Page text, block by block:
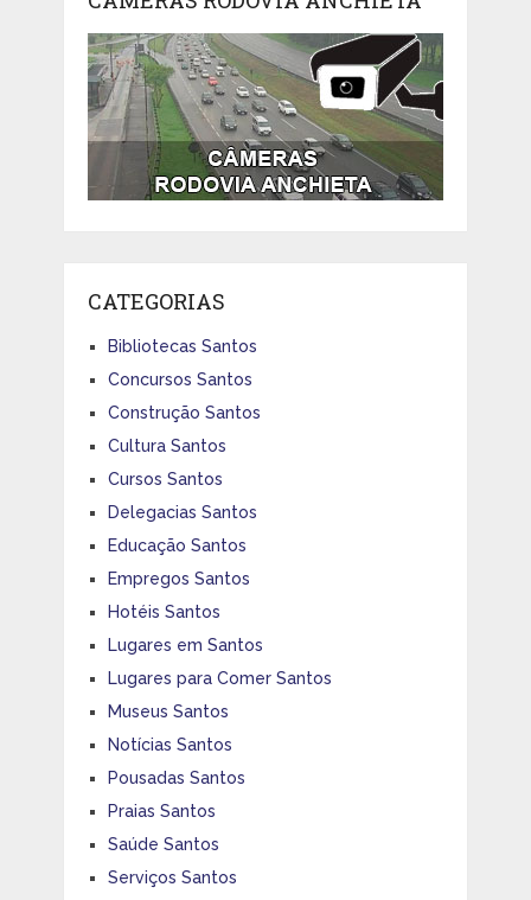
CATEGORIAS
Bibliotecas Santos
Concursos Santos
Construção Santos
Cultura Santos
Cursos Santos
Delegacias Santos
Educação Santos
Empregos Santos
Hotéis Santos
Lugares em Santos
Lugares para Comer Santos
Museus Santos
Notícias Santos
Pousadas Santos
Praias Santos
Saúde Santos
Serviços Santos